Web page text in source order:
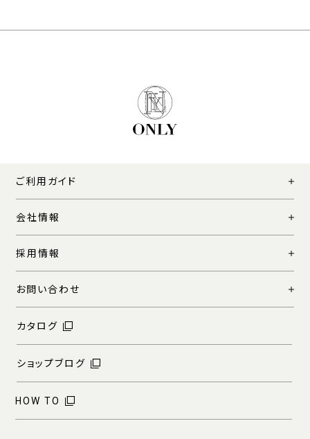
ご利用ガイド
会社情報
採用情報
お問い合わせ
カタログ
ショップブログ
HOW TO